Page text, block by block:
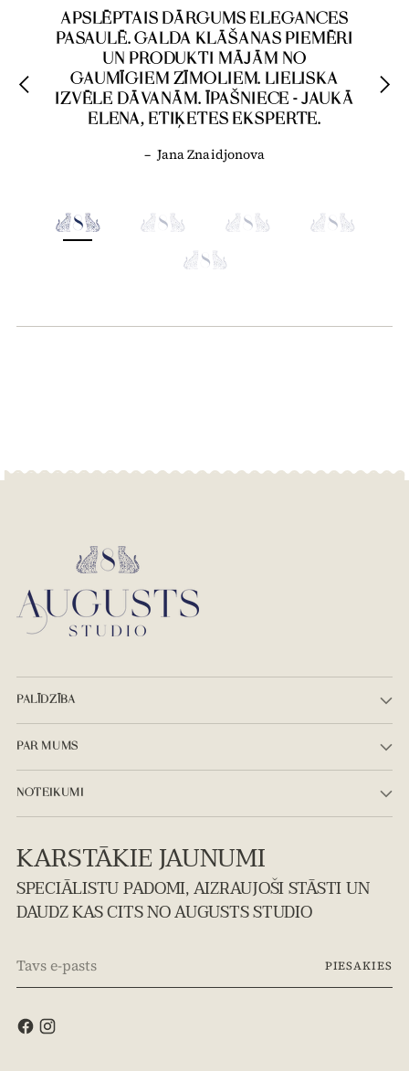
APSLĒPTAIS DĀRGUMS ELEGANCES
PASAULĒ. GALDA KLĀŠANAS PIEMĒRI
UN PRODUKTI MĀJĀM NO
GAUMĪGIEM ZĪMOLIEM. LIELISKA
IZVĒLE DĀVANĀM. ĪPAŠNIECE - JAUKĀ
ELENA, ETIĶETES EKSPERTE.
–Jana Znaidjonova
SKAISTA, IEDVESMOJOŠA UN
GAUMĪGA STUDIJA. MEISTARKLASES,
KAS PILNAS AR NIANSĒTĀM
ZINĀŠANĀM. TRAUKI, GALDA
PIEDERUMI, GRĀMATAS UN
AKSESUĀRI TAVAI MĀJAI UN
DĀVANĀM.
–Zanda Jundze
PALĪDZĪBA
PAR MUMS
NOTEIKUMI
KARSTĀKIE JAUNUMI
SPECIĀLISTU PADOMI, AIZRAUJOŠI STĀSTI UN
DAUDZ KAS CITS NO AUGUSTS STUDIO
e-
PIESAKIES